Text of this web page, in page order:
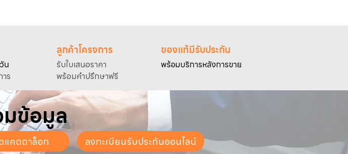
น
ร
ลูกค้าโครงการ
รับใบเสนอราคา
พร้อมคำปรึกษาฟรี
ของแท้มีรับประกัน
พร้อมบริการหลังการขาย
ข้อมูล
แคตตาล็อก ลงทะเบียนรับประกันออนไลน์